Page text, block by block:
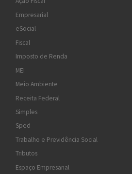
Empresarial
eSocial
Fiscal
Imposto de Renda
MEI
Meio Ambiente
Receita Federal
Simples
Sped
Trabalho e Previdência Social
Tributos
Espaço Empresarial